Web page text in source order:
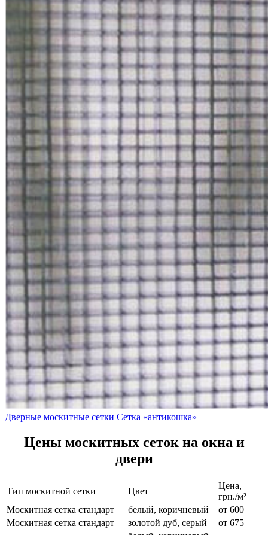
Дверные москитные сетки Сетка «антикошка»
Цены москитных сеток на окна и
двери
Тип москитной сетки Цвет
Цена,
грн./м²
Москитная сетка стандарт
белый, коричневый
от 600
Москитная сетка стандарт
золотой дуб, серый
от 675